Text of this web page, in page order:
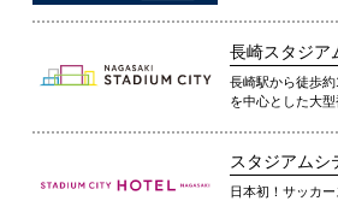
長崎スタジア
長崎駅から徒歩
を中心とした大
スタジアムシ
日本初！サッカ